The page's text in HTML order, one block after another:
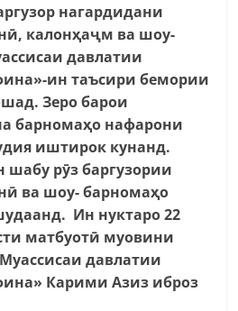
нагардидани
калонҳаҷм ва шоу-
давлатии
ин таъсири бемории
Зеро барои
барномаҳо нафарони
иштирок кунанд.
рӯз баргузории
ва шоу- барномаҳо
Ин нуктаро 22
матбуотӣ муовини
давлатии
Карими Азиз иброз